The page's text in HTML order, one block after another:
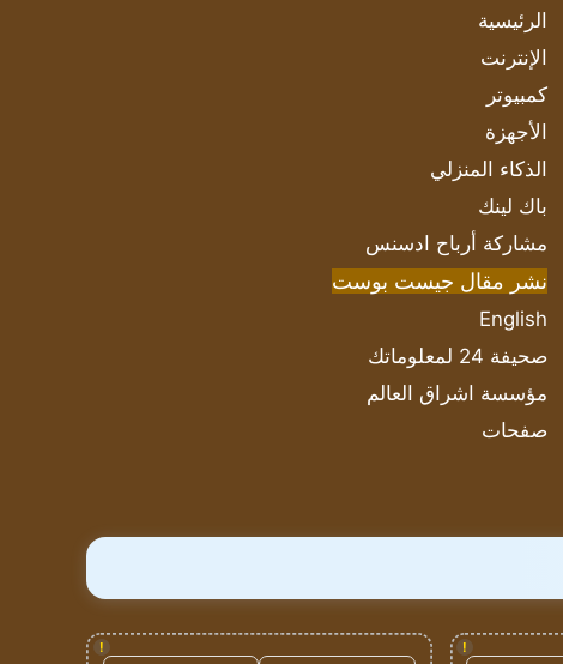
الرئيسية
الإنترنت
كمبيوتر
الأجهزة
الذكاء المنزلي
باك لينك
مشاركة أرباح ادسنس
نشر مقال جيست بوست
English
صحيفة 24 لمعلوماتك
مؤسسة اشراق العالم
صفحات
!
!